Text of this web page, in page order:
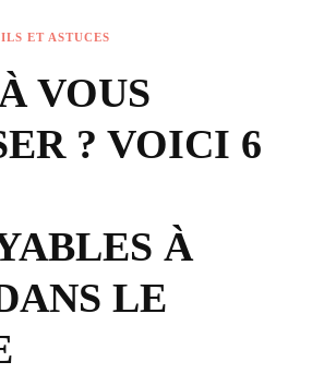
ET ASTUCES
VOUS
? VOICI 6
À
LE